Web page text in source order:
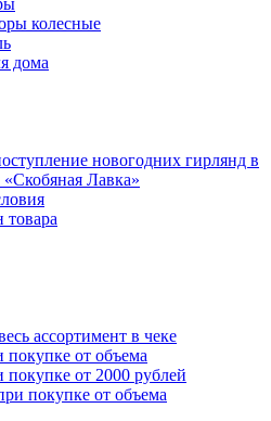
колесные
дома
новогодних гирлянд в
«Скобяная Лавка»
товара
ассортимент в чеке
от объема
от 2000 рублей
покупке от объема